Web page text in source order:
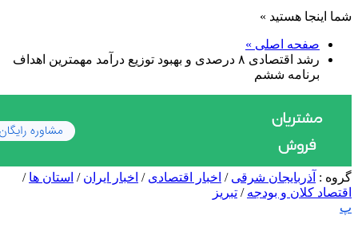
شما اینجا هستید »
صفحه اصلی »
رشد اقتصادی ۸ درصدی و بهبود توزیع درآمد مهمترین اهداف
برنامه ششم
گروه : آذربایجان شرقی / اخبار اقتصادی / اخبار ایران / استان ها /
اقتصاد کلان و بودجه / تبریز
پ